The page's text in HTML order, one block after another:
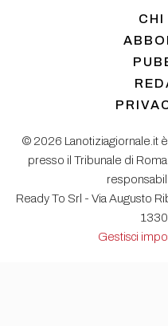
CHI
© 2026 Lanotiziagiornale.it
presso il Tribunale di
Ready To Srl - Via Augusto
Gestisci